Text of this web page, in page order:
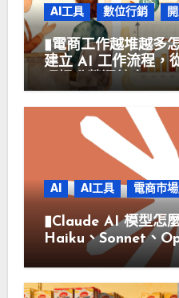
AI工具 數位行銷
▮電商工作越堆越多
建立 AI 工作流程，
理提升營運效率▮
AI AI工具 電商市
▮Claude AI 模型怎
Haiku、Sonnet、